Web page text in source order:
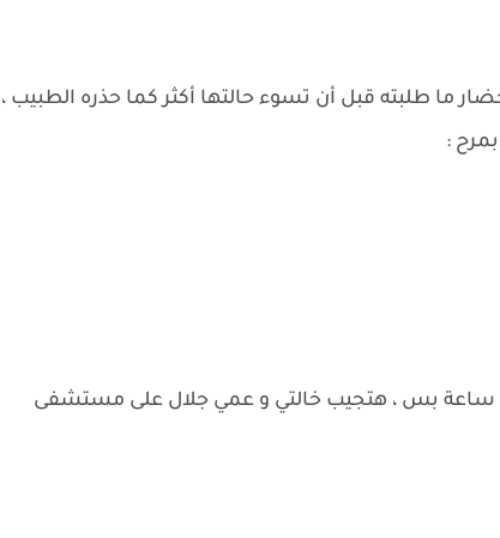
ما طلبته قبل أن تسوء حالتها أكثر كما حذره الطبيب ،
:
بس ، هتجيب خالتي و عمي جلال على مستشفى